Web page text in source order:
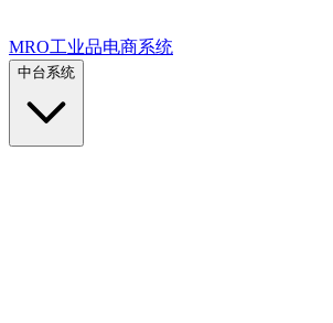
MRO工业品电商系统
中台系统